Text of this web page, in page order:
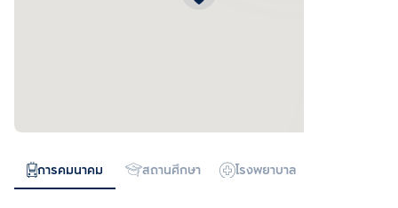
การคมนาคม สถานศึกษา โรงพยาบาล